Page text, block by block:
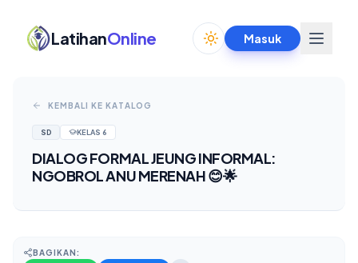
LatihanOnline Toggle theme
Masuk
KEMBALI KE KATALOG
SD KELAS6
DIALOG FORMAL JEUNG INFORMAL:
NGOBROL ANU MERENAH 😊🌟
BAGIKAN: